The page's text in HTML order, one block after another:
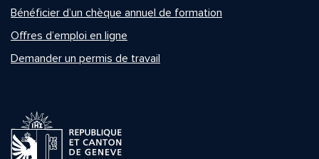
Bénéficier d’un chèque annuel de formation
Offres d’emploi en ligne
Demander un permis de travail